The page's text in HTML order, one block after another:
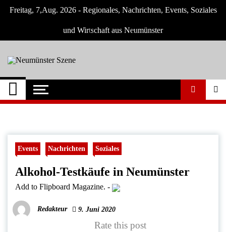
Skip
Freitag, 7,Aug. 2026 - Regionales, Nachrichten, Events, Soziales
und Wirtschaft aus Neumünster
Neumünster Szene
Neuigkeiten und Nachrichten aus
Neumünster und Umgebung
Events Nachrichten Soziales
Alkohol-Testkäufe in Neumünster
Add to Flipboard Magazine. -
Redakteur 9. Juni 2020
Rate this post